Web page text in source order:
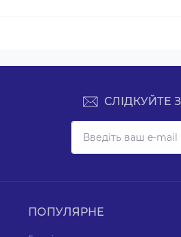
СЛІДКУЙТЕ
ПОПУЛЯРНЕ